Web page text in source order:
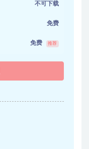
不可下载
免费
免费 推荐